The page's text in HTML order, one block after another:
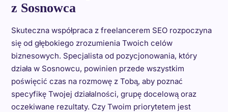
z Sosnowca
Skuteczna współpraca z freelancerem SEO rozpoczyna
się od głębokiego zrozumienia Twoich celów
biznesowych. Specjalista od pozycjonowania, który
działa w Sosnowcu, powinien przede wszystkim
poświęcić czas na rozmowę z Tobą, aby poznać
specyfikę Twojej działalności, grupę docelową oraz
oczekiwane rezultaty. Czy Twoim priorytetem jest